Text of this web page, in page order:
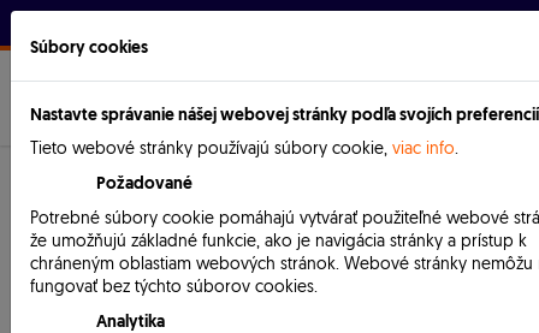
MENU
Informácie o cene
®
Súbory cookies
Nastavte správanie nášej webovej stránky podľa svojích preferencií
Tieto webové stránky používajú súbory cookie, viac info.
Požadované
Potrebné súbory cookie pomáhajú vytvárať použiteľné webové
že umožňujú základné funkcie, ako je navigácia stránky a prístup k
chráneným oblastiam webových stránok. Webové stránky nemôžu
fungovať bez týchto súborov cookies.
Analytika